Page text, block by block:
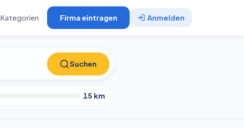
Kategorien Firma eintragen Anmelden
Suchen
15 km